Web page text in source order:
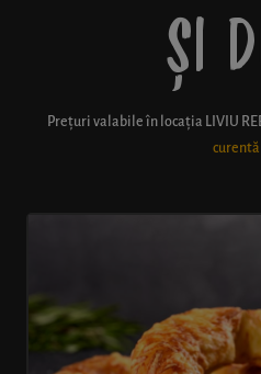
ȘI
Prețuri valabile în locația LIVIU
curentă